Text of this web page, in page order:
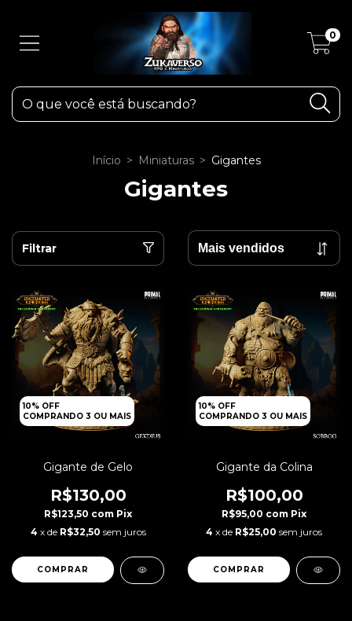
0
Início > Miniaturas > Gigantes
Gigantes
Filtrar
10% OFF
COMPRANDO 3 OU MAIS
Gigante de Gelo
R$130,00
R$123,50 com Pix
4 x de R$32,50 sem juros
10% OFF
COMPRANDO 3 OU MAIS
Gigante da Colina
R$100,00
R$95,00 com Pix
4 x de R$25,00 sem juros